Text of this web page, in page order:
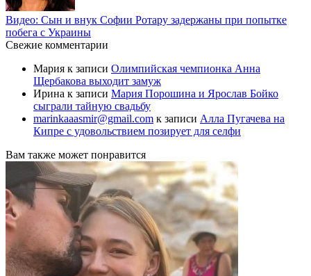
Видео: Сын и внук Софии Ротару задержаны при попытке
побега с Украины
Свежие комментарии
Мария к записи Олимпийская чемпионка Анна
Щербакова выходит замуж
Ирина к записи Мария Порошина и Ярослав Бойко
сыграли тайную свадьбу
marinkaaasmir@gmail.com к записи Алла Пугачева на
Кипре с удовольствием позирует для селфи
Вам также может понравится